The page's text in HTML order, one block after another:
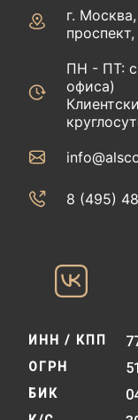
г.
ПН - ПТ: с
офиса)
8 (495)
ИНН / КПП
ОГРН
БИК